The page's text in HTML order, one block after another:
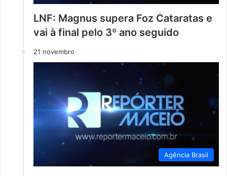
LNF: Magnus supera Foz Cataratas e
vai à final pelo 3º ano seguido
21 novembro
Agência Brasil